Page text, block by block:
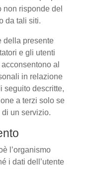
non risponde del
da tali siti.
della presente
e gli utenti
al
in relazione
seguito descritte,
a terzi solo se
di un servizio.
l’organismo
i dati dell’utente